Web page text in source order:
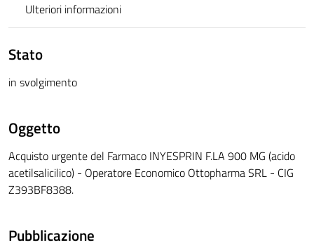
Ulteriori informazioni
Stato
in svolgimento
Oggetto
Acquisto urgente del Farmaco INYESPRIN F.LA 900 MG (acido
acetilsalicilico) - Operatore Economico Ottopharma SRL - CIG
Z393BF8388.
Pubblicazione